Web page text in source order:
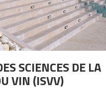
SCIENCES DE LA
VIN (ISVV)